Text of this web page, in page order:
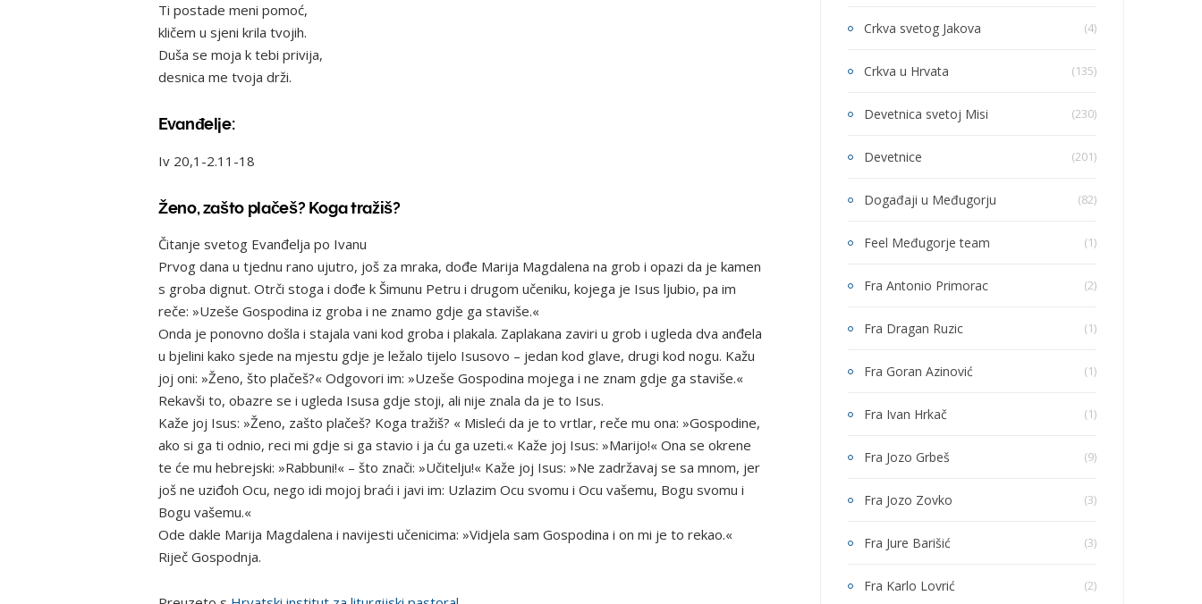
Ti postade meni pomoć,
kličem u sjeni krila tvojih.
Duša se moja k tebi privija,
desnica me tvoja drži.
Evanđelje:
Iv 20,1-2.11-18
Ženo, zašto plačeš? Koga tražiš?
Čitanje svetog Evanđelja po Ivanu
Prvog dana u tjednu rano ujutro, još za mraka, dođe Marija Magdalena na grob i opazi da je kamen
s groba dignut. Otrči stoga i dođe k Šimunu Petru i drugom učeniku, kojega je Isus ljubio, pa im
reče: »Uzeše Gospodina iz groba i ne znamo gdje ga staviše.«
Onda je ponovno došla i stajala vani kod groba i plakala. Zaplakana zaviri u grob i ugleda dva anđela
u bjelini kako sjede na mjestu gdje je ležalo tijelo Isusovo – jedan kod glave, drugi kod nogu. Kažu
joj oni: »Ženo, što plačeš?« Odgovori im: »Uzeše Gospodina mojega i ne znam gdje ga staviše.«
Rekavši to, obazre se i ugleda Isusa gdje stoji, ali nije znala da je to Isus.
Kaže joj Isus: »Ženo, zašto plačeš? Koga tražiš? « Misleći da je to vrtlar, reče mu ona: »Gospodine,
ako si ga ti odnio, reci mi gdje si ga stavio i ja ću ga uzeti.« Kaže joj Isus: »Marijo!« Ona se okrene
te će mu hebrejski: »Rabbuni!« – što znači: »Učitelju!« Kaže joj Isus: »Ne zadržavaj se sa mnom, jer
još ne uziđoh Ocu, nego idi mojoj braći i javi im: Uzlazim Ocu svomu i Ocu vašemu, Bogu svomu i
Bogu vašemu.«
Ode dakle Marija Magdalena i navijesti učenicima: »Vidjela sam Gospodina i on mi je to rekao.«
Riječ Gospodnja.
Crkva svetog Jakova (4)
Crkva u Hrvata (135)
Devetnica svetoj Misi (230)
Devetnice (201)
Događaji u Međugorju (82)
Feel Međugorje team (1)
Fra Antonio Primorac (2)
Fra Dragan Ruzic (1)
Fra Goran Azinović (1)
Fra Ivan Hrkač (1)
Fra Jozo Grbeš (9)
Fra Jozo Zovko (3)
Fra Jure Barišić (3)
Fra Karlo Lovrić (2)